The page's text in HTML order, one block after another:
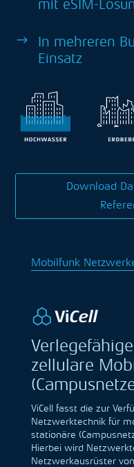
mit eSIM-
$
In mehreren
Einsatz
Download
Mobilfunk
zellulare
ViCell fasst die zur
Netzwerktechnik für
stationäre
Hierbei wird
Netzwerkausrüster von